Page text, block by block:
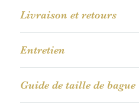
Livraison et retours
Entretien
Guide de taille de bague